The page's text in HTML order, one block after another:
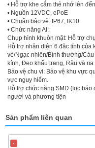
• Hỗ trợ khe cắm thẻ nhớ lên
• Nguồn 12VDC, ePoE
• Chuẩn bảo vệ: IP67, IK10
• Chức năng Ai:
Chụp hình khuôn mặt: Hỗ trợ
Hỗ trợ nhận diện 6 đặc tính của
vẻ/Ngạc nhiên/Bình thường/
kính, Đeo khẩu trang, Râu và ria
Bảo vệ chu vi: Bảo vệ khu vực
vực nguy hiểm.
Hỗ trợ chức năng SMD (lọc
người và phương tiện
Sản phẩm liên quan
-